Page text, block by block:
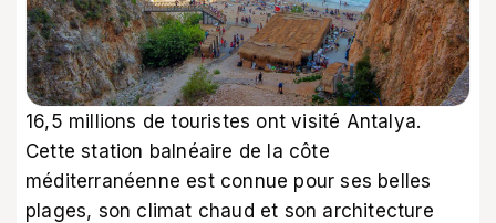
16,5 millions de touristes ont visité Antalya.
Cette station balnéaire de la côte
méditerranéenne est connue pour ses belles
plages, son climat chaud et son architecture